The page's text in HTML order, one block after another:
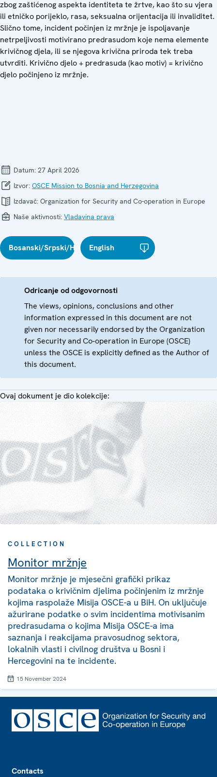
zbog zaštićenog aspekta identiteta te žrtve, kao što su vjera
ili etničko porijeklo, rasa, seksualna orijentacija ili invaliditet.
Slično tome, incident počinjen iz mržnje je ispoljavanje
netrpeljivosti motivirano predrasudom koje nema elemente
krivičnog djela, ili se njegova krivična priroda tek treba
utvrditi. Krivično djelo + predrasuda (kao motiv) = krivično
djelo počinjeno iz mržnje.
Datum: 27 April 2026
Izvor: OSCE Mission to Bosnia and Herzegovina
Izdavač: Organization for Security and Co-operation in Europe
Naše aktivnosti: Vladavina prava
Bosanski/Srpski/HrvatskiEnglish
Odricanje od odgovornosti
The views, opinions, conclusions and other
information expressed in this document are not
given nor necessarily endorsed by the Organization
for Security and Co-operation in Europe (OSCE)
unless the OSCE is explicitly defined as the Author of
this document.
Ovaj dokument je dio kolekcije:
COLLECTION
Monitor mržnje
Monitor mržnje je mjesečni grafički prikaz
podataka o krivičnim djelima počinjenim iz mržnje
kojima raspolaže Misija OSCE-a u BiH. On uključuje
ažurirane podatke o svim incidentima motivisanim
predrasudama o kojima Misija OSCE-a ima
saznanja i reakcijama pravosudnog sektora,
lokalnih vlasti i civilnog društva u Bosni i
Hercegovini na te incidente.
15 November 2024
Contacts